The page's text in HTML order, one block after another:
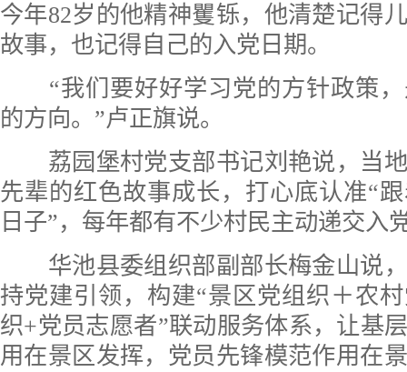
今年82岁的他精神矍铄，他清楚记得
故事，也记得自己的入党日期。
“我们要好好学习党的方针政策，
的方向。”卢正旗说。
荔园堡村党支部书记刘艳说，当地
先辈的红色故事成长，打心底认准“
日子”，每年都有不少村民主动递交入
华池县委组织部副部长梅金山说，
持党建引领，构建“景区党组织＋农
织+党员志愿者”联动服务体系，让基
用在景区发挥，党员先锋模范作用在